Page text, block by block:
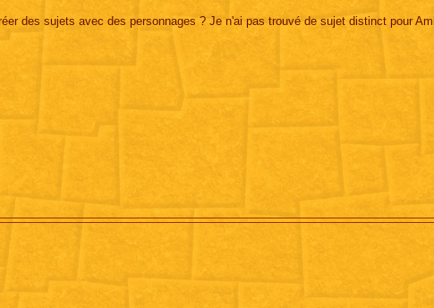
des sujets avec des personnages ? Je n'ai pas trouvé de sujet distinct pour